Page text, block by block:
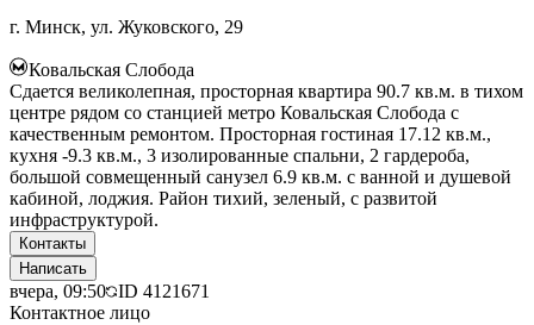
г. Минск, ул. Жуковского, 29
Ковальская Слобода
Сдается великолепная, просторная квартира 90.7 кв.м. в тихом
центре рядом со станцией метро Ковальская Слобода с
качественным ремонтом. Просторная гостиная 17.12 кв.м.,
кухня -9.3 кв.м., 3 изолированные спальни, 2 гардероба,
большой совмещенный санузел 6.9 кв.м. с ванной и душевой
кабиной, лоджия. Район тихий, зеленый, с развитой
инфраструктурой.
Контакты
Написать
вчера, 09:50 ID 4121671
Контактное лицо